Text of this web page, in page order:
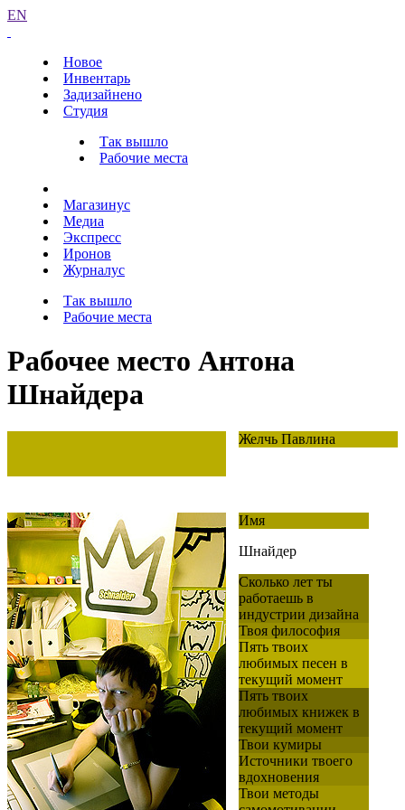
EN
Новое
Инвентарь
Задизайнено
Студия
Так вышло
Рабочие места
Магазинус
Медиа
Экспресс
Иронов
Журналус
Так вышло
Рабочие места
Рабочее место Антона
Шнайдера
Желчь Павлина
Имя
Шнайдер
Сколько лет ты
работаешь в
индустрии дизайна
Твоя философия
Пять твоих
любимых песен в
текущий момент
Пять твоих
любимых книжек в
текущий момент
Твои кумиры
Источники твоего
вдохновения
Твои методы